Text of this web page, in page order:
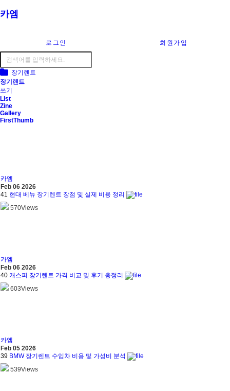
카엠
로그인 회원가입
장기렌트
장기렌트
쓰기
List
Zine
Gallery
FirstThumb
카엠
Feb 06 2026
41 현대 베뉴 장기렌트 장점 및 실제 비용 정리
570Views
카엠
Feb 06 2026
40 캐스퍼 장기렌트 가격 비교 및 후기 총정리
603Views
카엠
Feb 05 2026
39 BMW 장기렌트 수입차 비용 및 가성비 분석
539Views